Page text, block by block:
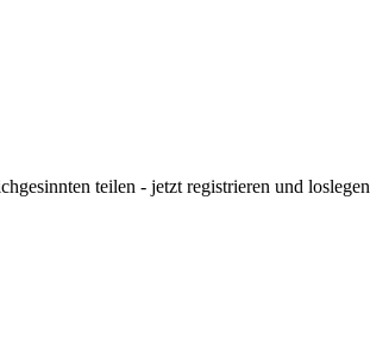
teilen - jetzt registrieren und loslegen